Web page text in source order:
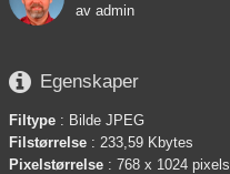
av admin
 Egenskaper
Filtype : Bilde JPEG
Filstørrelse : 233,59 Kbytes
Pixelstørrelse : 768 x 1024 pixels